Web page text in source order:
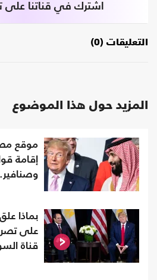
اشترك في قناتنا على
التعليقات (0)
المزيد حول هذا الموضوع
موقع
إقامة
بماذا
على
قناة